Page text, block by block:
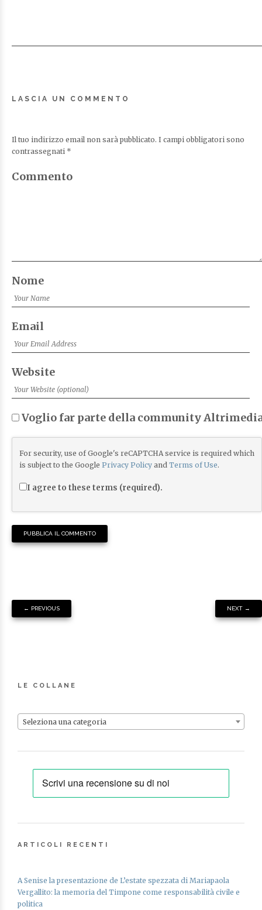
LASCIA UN COMMENTO
Il tuo indirizzo email non sarà pubblicato. I campi obbligatori sono
contrassegnati *
Commento
Nome
Email
Website
Voglio far parte della community
For security, use of Google's reCAPTCHA service is required which
is subject to the Google Privacy Policy and Terms of Use.
I agree to these terms (required).
← PREVIOUS NEXT →
LE COLLANE
Seleziona una categoria
ARTICOLI RECENTI
A Senise la presentazione de L’estate spezzata di Mariapaola
Vergallito: la memoria del Timpone come responsabilità civile e
politica